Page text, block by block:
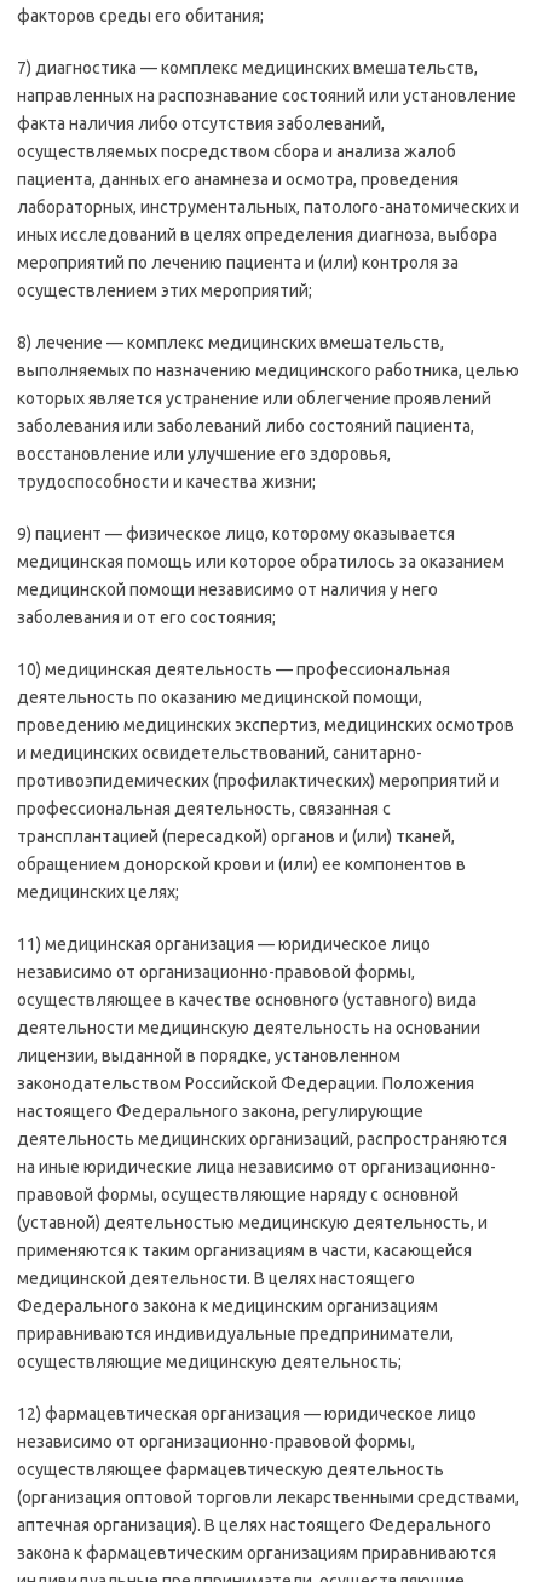
факторов среды его обитания;
7) диагностика — комплекс медицинских вмешательств,
направленных на распознавание состояний или установление
факта наличия либо отсутствия заболеваний,
осуществляемых посредством сбора и анализа жалоб
пациента, данных его анамнеза и осмотра, проведения
лабораторных, инструментальных, патолого-анатомических и
иных исследований в целях определения диагноза, выбора
мероприятий по лечению пациента и (или) контроля за
осуществлением этих мероприятий;
8) лечение — комплекс медицинских вмешательств,
выполняемых по назначению медицинского работника, целью
которых является устранение или облегчение проявлений
заболевания или заболеваний либо состояний пациента,
восстановление или улучшение его здоровья,
трудоспособности и качества жизни;
9) пациент — физическое лицо, которому оказывается
медицинская помощь или которое обратилось за оказанием
медицинской помощи независимо от наличия у него
заболевания и от его состояния;
10) медицинская деятельность — профессиональная
деятельность по оказанию медицинской помощи,
проведению медицинских экспертиз, медицинских осмотров
и медицинских освидетельствований, санитарно-
противоэпидемических (профилактических) мероприятий и
профессиональная деятельность, связанная с
трансплантацией (пересадкой) органов и (или) тканей,
обращением донорской крови и (или) ее компонентов в
медицинских целях;
11) медицинская организация — юридическое лицо
независимо от организационно-правовой формы,
осуществляющее в качестве основного (уставного) вида
деятельности медицинскую деятельность на основании
лицензии, выданной в порядке, установленном
законодательством Российской Федерации. Положения
настоящего Федерального закона, регулирующие
деятельность медицинских организаций, распространяются
на иные юридические лица независимо от организационно-
правовой формы, осуществляющие наряду с основной
(уставной) деятельностью медицинскую деятельность, и
применяются к таким организациям в части, касающейся
медицинской деятельности. В целях настоящего
Федерального закона к медицинским организациям
приравниваются индивидуальные предприниматели,
осуществляющие медицинскую деятельность;
12) фармацевтическая организация — юридическое лицо
независимо от организационно-правовой формы,
осуществляющее фармацевтическую деятельность
(организация оптовой торговли лекарственными средствами,
аптечная организация). В целях настоящего Федерального
закона к фармацевтическим организациям приравниваются